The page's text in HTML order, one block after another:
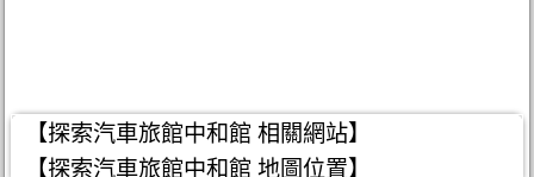
【探索汽車旅館中和館 相關網站】
【探索汽車旅館中和館 地圖位置】